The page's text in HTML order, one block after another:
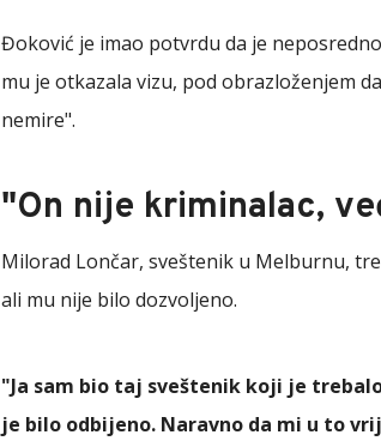
Đoković je imao potvrdu da je
mu je otkazala vizu, pod obrazloženjem
nemire".
"On nije kriminalac,
Milorad Lončar, sveštenik u Melburnu,
ali mu nije bilo dozvoljeno.
"Ja sam bio taj sveštenik koji je
je bilo odbijeno. Naravno da mi u to